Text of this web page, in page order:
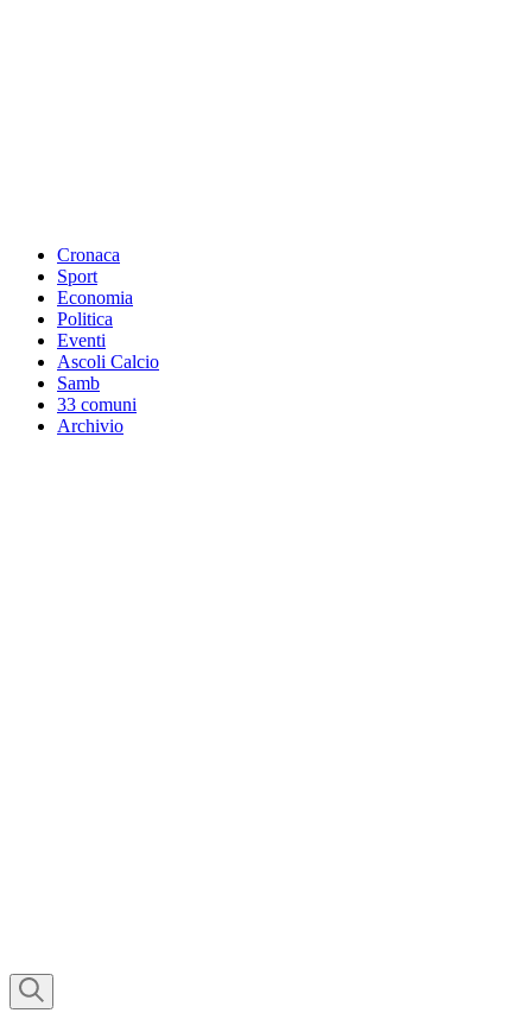
Cronaca
Sport
Economia
Politica
Eventi
Ascoli Calcio
Samb
33 comuni
Archivio